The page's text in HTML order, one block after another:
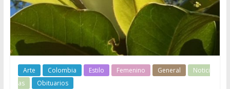
Arte Colombia Estilo Femenino General
Notici
as
Obituarios